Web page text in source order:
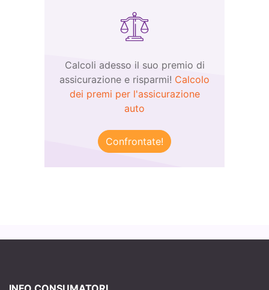
Calcoli adesso il suo premio di
assicurazione e risparmi! Calcolo
dei premi per l'assicurazione
auto
Confrontate!